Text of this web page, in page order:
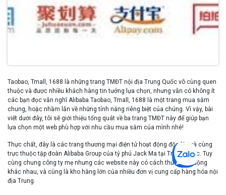
Taobao, Tmall, 1688 là những trang TMĐT nội địa Trung Quốc vô cùng quen
thuộc và được nhiều khách hàng tin tưởng lựa chọn, nhưng vẫn có không ít
các bạn đọc vẫn nghĩ Alibaba Taobao, Tmall, 1688 là một trang mua sắm
chung, hoặc nhầm lẫn về những tính năng riêng biệt của chúng. Vì vậy, bài
viết dưới đây, tôi sẽ giới thiệu tổng quát về ba trang TMĐT này để giúp bạn
lựa chọn một web phù hợp với nhu cầu mua sắm của mình nhé!
Thực chất, đây là các trang thương mại điện tử hoạt động độc lập và cùng
trực thuộc tập đoàn Alibaba Group của tỷ phú Jack Ma tại Trung Quốc. Tuy
cùng chung công ty mẹ nhưng các website này có cách thức hoạt động
khác nhau, và cùng là kho hàng lớn của nhiều đơn vị cung cấp hàng hóa nội
địa Trung.